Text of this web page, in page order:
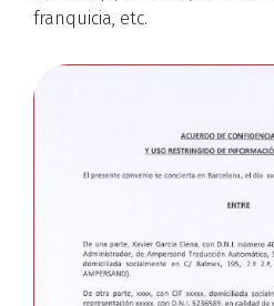
franquicia, etc.